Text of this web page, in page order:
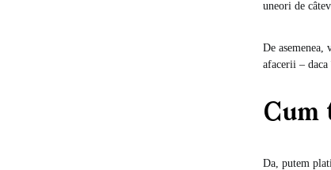
uneori de
De
afacerii –
Cum
Da, putem